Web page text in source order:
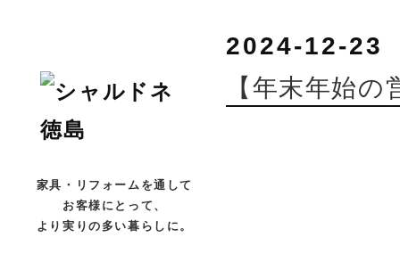
家具・リフォームを通して
お客様にとって、
より実りの多い暮らしに。
2024-12-23
【年末年始